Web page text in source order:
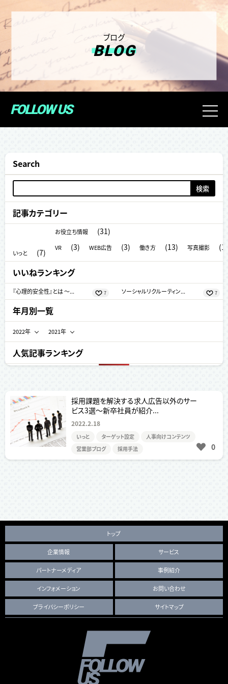
ブログ
BLOG
FOLLOW US
t
a
n
採用課題を解決する求人広告以外のサー
ビス3選～新卒社員が紹介...
2022.2.18
いっと ターゲット設定
人事向けコンテンツ
営業部ブログ
採用手法 0
Search
索:
記事カテゴリー
いっと (7)
お役立ち情報 (31)
VR (3) WEB広告 (3) 働き方 (13) 写真撮影 (1)
いいねランキング
『心理的安全性』とは ～... 7 ソーシャルリクルーティン... 7
年月別一覧
2022年
6月 (4)
5月 (1)
3月 (7)
1月 (6)
2021年
12月 (4)
11月 (5)
5月 (3)
人気記事ランキング
トップ
企業情報 サービス
パートナーメディア 事例紹介
インフォメーション お問い合わせ
プライバシーポリシー サイトマップ